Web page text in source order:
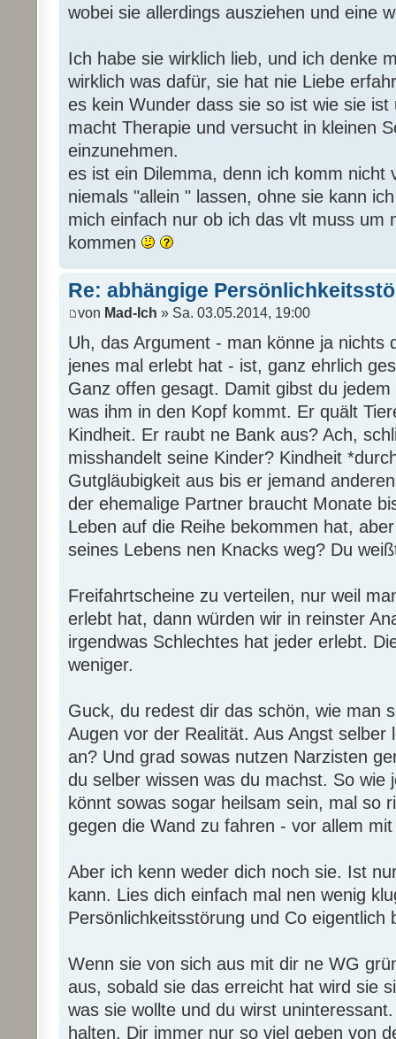
wobei sie allerdings ausziehen und eine
Ich habe sie wirklich lieb, und ich denke
wirklich was dafür, sie hat nie Liebe
es kein Wunder dass sie so ist wie sie
macht Therapie und versucht in kleinen
einzunehmen.
es ist ein Dilemma, denn ich komm nicht
niemals "allein " lassen, ohne sie kann
mich einfach nur ob ich das vlt muss um
kommen
Re: abhängige
von Mad-Ich » Sa. 03.05.2014, 19:00
Uh, das Argument - man könne ja nichts
jenes mal erlebt hat - ist, ganz ehrlich
Ganz offen gesagt. Damit gibst du
was ihm in den Kopf kommt. Er quält
Kindheit. Er raubt ne Bank aus? Ach,
misshandelt seine Kinder? Kindheit
Gutgläubigkeit aus bis er jemand
der ehemalige Partner braucht Monate
Leben auf die Reihe bekommen hat,
seines Lebens nen Knacks weg? Du
Freifahrtscheine zu verteilen, nur weil
erlebt hat, dann würden wir in reinster
irgendwas Schlechtes hat jeder erlebt.
weniger.
Guck, du redest dir das schön, wie man
Augen vor der Realität. Aus Angst selber
an? Und grad sowas nutzen Narzisten
du selber wissen was du machst. So wie
könnt sowas sogar heilsam sein, mal so
gegen die Wand zu fahren - vor allem
Aber ich kenn weder dich noch sie. Ist
kann. Lies dich einfach mal nen wenig
Persönlichkeitsstörung und Co eigentlich
Wenn sie von sich aus mit dir ne WG
aus, sobald sie das erreicht hat wird sie
was sie wollte und du wirst
halten. Dir immer nur so viel geben von